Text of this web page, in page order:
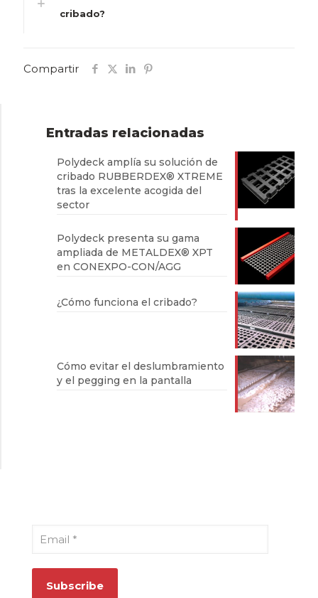
cribado?
Compartir
Entradas relacionadas
Polydeck amplía su solución de
cribado RUBBERDEX® XTREME
tras la excelente acogida del
sector
Polydeck presenta su gama
ampliada de METALDEX® XPT
en CONEXPO-CON/AGG
¿Cómo funciona el cribado?
Cómo evitar el deslumbramiento
y el pegging en la pantalla